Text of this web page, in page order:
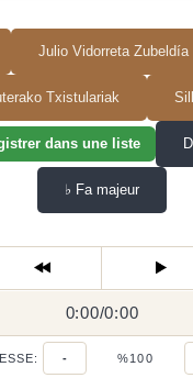
Julio Vidorreta Zubeldía
Txistulariak
dans une liste
♭ Fa majeur
0:00/
0:00/0:00
- %100